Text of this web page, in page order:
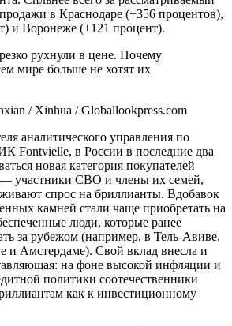
в Краснодаре (+356 процентов),
и Воронеже (+121 процент).
/ Xinhua / Globallookpress.com
аналитического управления по
Fontvielle, в России в последние два
новая категория покупателей
— участники СВО и члены их семей,
спрос на бриллианты. Вдобавок
камней стали чаще приобретать на
люди, которые ранее
за рубежом (например, в Тель-Авиве,
и Амстердаме). Свой вклад внесла и
на фоне высокой инфляции и
политики соотечественники
как к инвестиционному